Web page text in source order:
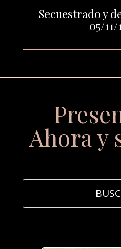
Secuestrado y
05/11/
Ahora y